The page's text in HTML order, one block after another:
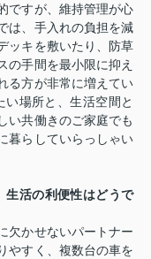
ですが、維持管理が心
は、手入れの負担を減
ッキを敷いたり、防草
の手間を最小限に抑え
る方が非常に増えてい
場所と、生活空間と
い共働きのご家庭でも
暮らしていらっしゃい
生活の利便性はどうで
欠かせないパートナー
やすく、複数台の車を